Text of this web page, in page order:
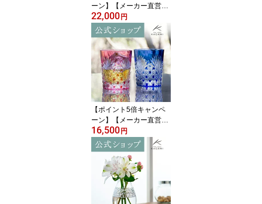
ーン】【メーカー直営
店】カガミクリスタル 江
戸切子KAGAMI T577-29
44-CGR＜舞＞グラス ロ
ック 緑 6色展開ギフト 贈
答品 自家用 送別品父の
日 母の日 敬老の日
22,000円
【ポイント5倍キャンペ
ーン】【メーカー直営
店】江戸切子 カガミクリ
スタルKAGAMI TPS370-
2943-AB＜笹っ葉に四角
籠目紋＞ペアグラス ロッ
ク グラス 赤 青ギフト ラ
ッピング無料 結婚祝 内
祝 贈答品 還暦祝 退職祝
16,500円